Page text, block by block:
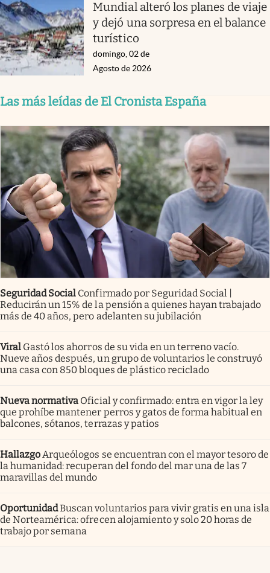
Mundial alteró los planes de viaje
y dejó una sorpresa en el balance
turístico
domingo, 02 de
Agosto de 2026
Las más leídas de El Cronista España
Seguridad Social Confirmado por Seguridad Social |
Reducirán un 15% de la pensión a quienes hayan trabajado
más de 40 años, pero adelanten su jubilación
Viral Gastó los ahorros de su vida en un terreno vacío.
Nueve años después, un grupo de voluntarios le construyó
una casa con 850 bloques de plástico reciclado
Nueva normativa Oficial y confirmado: entra en vigor la ley
que prohíbe mantener perros y gatos de forma habitual en
balcones, sótanos, terrazas y patios
Hallazgo Arqueólogos se encuentran con el mayor tesoro de
la humanidad: recuperan del fondo del mar una de las 7
maravillas del mundo
OportunidadBuscan voluntarios para vivir gratis en una isla
de Norteamérica: ofrecen alojamiento y solo 20 horas de
trabajo por semana